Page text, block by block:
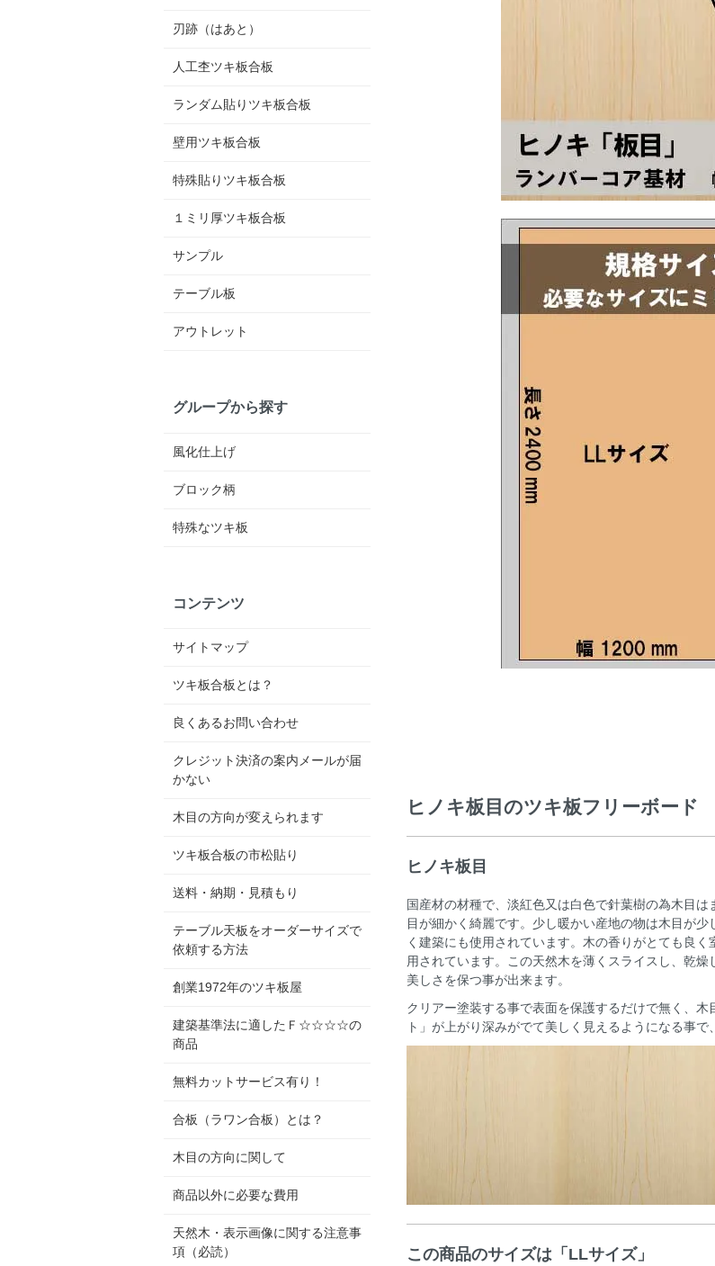
ヒノキ板目のツキ板フリーボード
ヒノキ板目
国産材の材種で、淡紅色又は白色で針葉樹の為木目
目が細かく綺麗です。少し暖かい産地の物は木目が
く建築にも使用されています。木の香りがとても良
用されています。この天然木を薄くスライスし、乾
美しさを保つ事が出来ます。
クリアー塗装する事で表面を保護するだけで無く、
ト」が上がり深みがでて美しく見えるようになる事で
この商品のサイズは「LLサイズ」
刃跡（はあと）
人工杢ツキ板合板
ランダム貼りツキ板合板
壁用ツキ板合板
特殊貼りツキ板合板
１ミリ厚ツキ板合板
サンプル
テーブル板
アウトレット
グループから探す
風化仕上げ
ブロック柄
特殊なツキ板
コンテンツ
サイトマップ
ツキ板合板とは？
良くあるお問い合わせ
クレジット決済の案内メールが届
かない
木目の方向が変えられます
ツキ板合板の市松貼り
送料・納期・見積もり
テーブル天板をオーダーサイズで
依頼する方法
創業1972年のツキ板屋
建築基準法に適したＦ☆☆☆☆の
商品
無料カットサービス有り！
合板（ラワン合板）とは？
木目の方向に関して
商品以外に必要な費用
天然木・表示画像に関する注意事
項（必読）